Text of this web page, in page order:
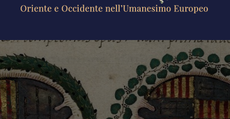
OCCIDENTE
NELL'UMANESIMO
EUROPEO